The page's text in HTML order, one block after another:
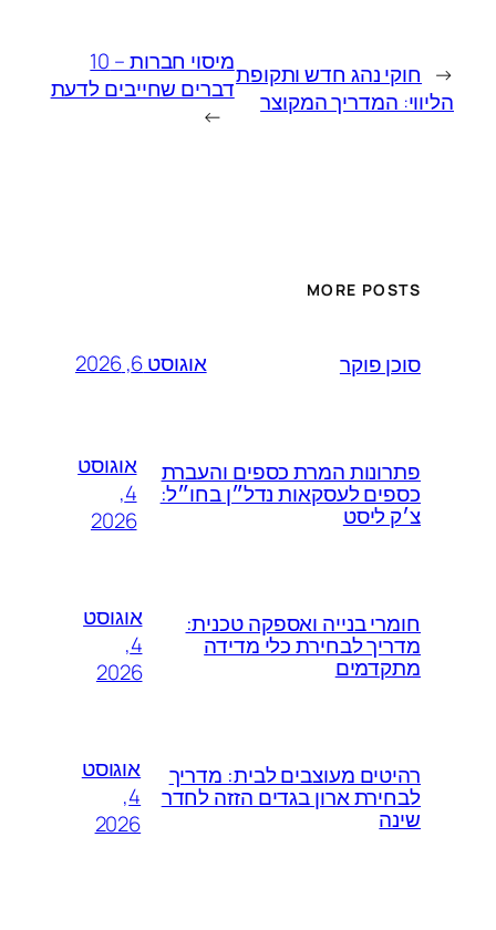
← חוקי נהג חדש ותקופת
הליווי: המדריך המקוצר
מיסוי חברות – 10
דברים שחייבים לדעת
→
MORE POSTS
סוכן פוקר אוגוסט 6, 2026
פתרונות המרת כספים והעברת
כספים לעסקאות נדל״ן בחו״ל:
צ׳ק ליסט
אוגוסט
4,
2026
חומרי בנייה ואספקה טכנית:
מדריך לבחירת כלי מדידה
מתקדמים
אוגוסט
4,
2026
רהיטים מעוצבים לבית: מדריך
לבחירת ארון בגדים הזזה לחדר
שינה
אוגוסט
4,
2026